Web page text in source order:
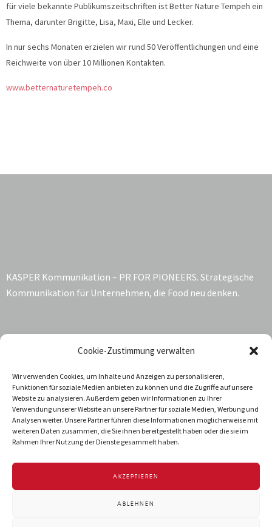
Cookie-Zustimmung verwalten
Wir verwenden Cookies, um Inhalte und Anzeigen zu personalisieren,
Funktionen für soziale Medien anbieten zu können und die Zugriffe auf unsere
Website zu analysieren. Außerdem geben wir Informationen zu Ihrer
Verwendung unserer Website an unsere Partner für soziale Medien, Werbung und
Analysen weiter. Unsere Partner führen diese Informationen möglicherweise mit
weiteren Daten zusammen, die Sie ihnen bereitgestellt haben oder die sie im
Rahmen Ihrer Nutzung der Dienste gesammelt haben.
AKZEPTIEREN
ABLEHNEN
für viele bekannte Publikumszeitschriften ist Better Nature Tempeh ein
Thema, darunter Brigitte, Lisa, Maxi, Elle und Lecker.
In nur sechs Monaten erzielen wir rund 50 Veröffentlichungen und eine
Reichweite von über 10 Millionen Kontakten.
www.betternaturetempeh.co
KASPER Kommunikation – PR FOR PIONEERS. Strategische
Kommunikation für Unternehmen, die Food neu denken.
Katrin Kasper
Jarrestraße 68
22303 Hamburg
Deutschland
T +49 40 288 034-92
info@kasper-kommunikation.de